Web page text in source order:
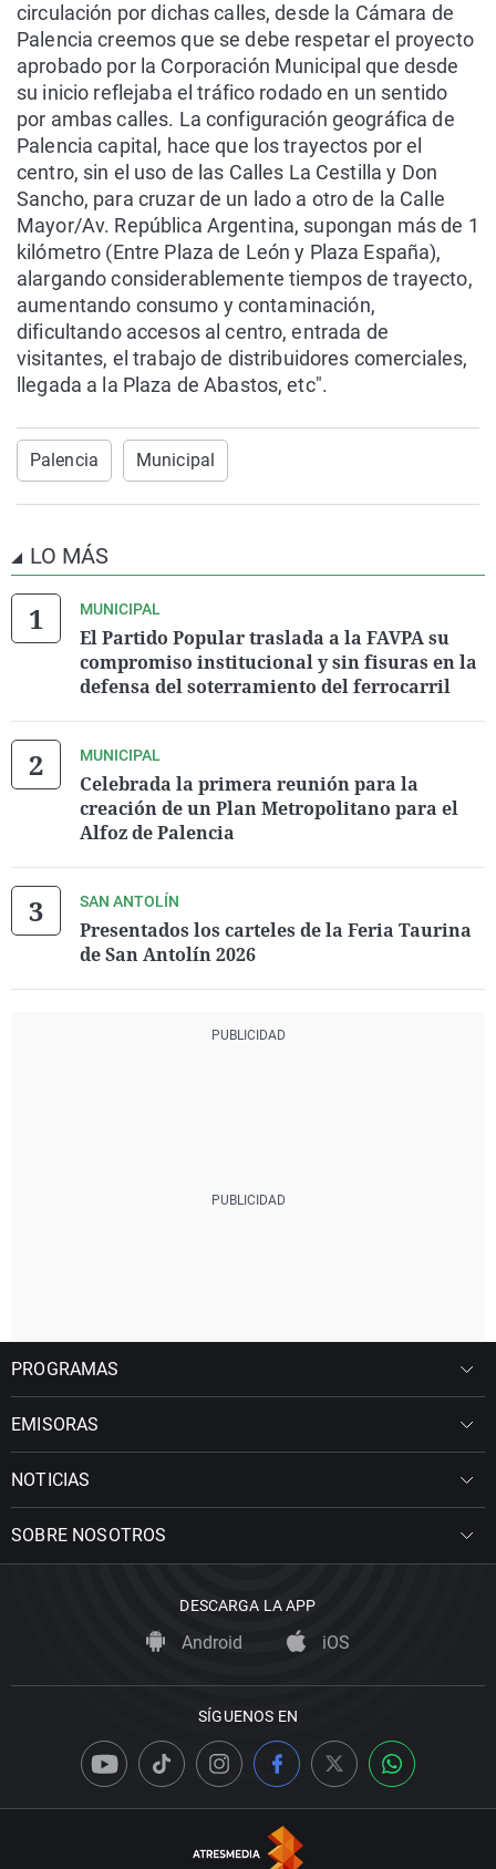
circulación por dichas calles, desde la Cámara de
Palencia creemos que se debe respetar el proyecto
aprobado por la Corporación Municipal que desde
su inicio reflejaba el tráfico rodado en un sentido
por ambas calles. La configuración geográfica de
Palencia capital, hace que los trayectos por el
centro, sin el uso de las Calles La Cestilla y Don
Sancho, para cruzar de un lado a otro de la Calle
Mayor/Av. República Argentina, supongan más de 1
kilómetro (Entre Plaza de León y Plaza España),
alargando considerablemente tiempos de trayecto,
aumentando consumo y contaminación,
dificultando accesos al centro, entrada de
visitantes, el trabajo de distribuidores comerciales,
llegada a la Plaza de Abastos, etc".
Palencia Municipal
LO MÁS
MUNICIPAL
El Partido Popular traslada a la FAVPA su
compromiso institucional y sin fisuras en la
defensa del soterramiento del ferrocarril
MUNICIPAL
Celebrada la primera reunión para la
creación de un Plan Metropolitano para el
Alfoz de Palencia
SAN ANTOLÍN
Presentados los carteles de la Feria Taurina
de San Antolín 2026
PROGRAMAS
EMISORAS
NOTICIAS
SOBRE NOSOTROS
DESCARGA LA APP
Android iOS
SÍGUENOS EN